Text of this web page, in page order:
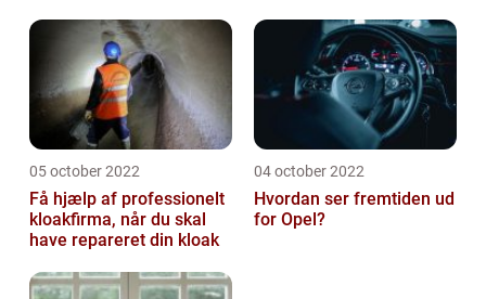
05 october 2022
Få hjælp af professionelt
kloakfirma, når du skal
have repareret din kloak
04 october 2022
Hvordan ser fremtiden ud
for Opel?